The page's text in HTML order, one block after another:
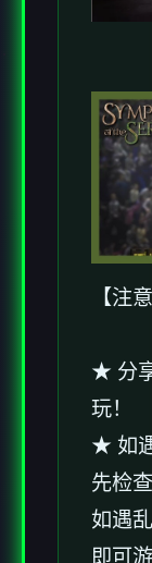
【注
★ 分
玩！
★ 如
先检
如遇
即可